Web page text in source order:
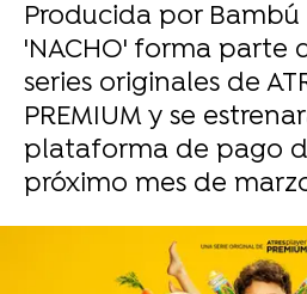
Producida por Bambú
'NACHO' forma parte
series originales de
PREMIUM y se
plataforma de pago
próximo mes de